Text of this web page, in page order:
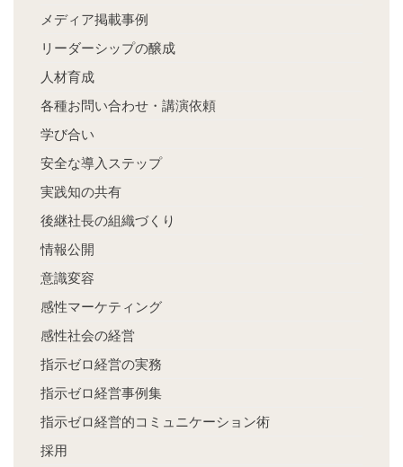
メディア掲載事例
リーダーシップの醸成
人材育成
各種お問い合わせ・講演依頼
学び合い
安全な導入ステップ
実践知の共有
後継社長の組織づくり
情報公開
意識変容
感性マーケティング
感性社会の経営
指示ゼロ経営の実務
指示ゼロ経営事例集
指示ゼロ経営的コミュニケーション術
採用